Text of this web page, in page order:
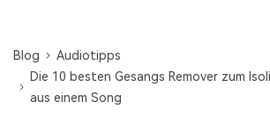
Blog
Audiotipps
Die 10 besten Gesangs Remover zum
aus einem Song